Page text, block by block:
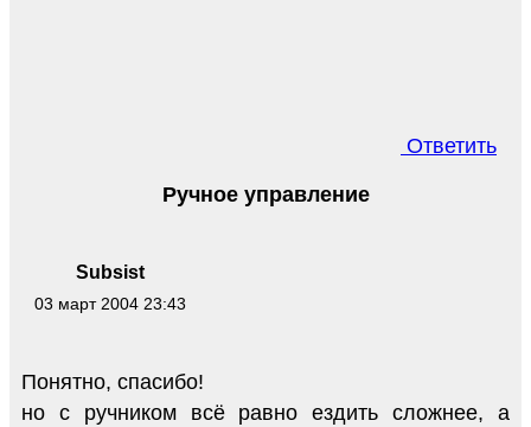
Ответить
Subsist
03 март 2004 23:43
Ручное управление
Понятно, спасибо!
но с ручником всё равно ездить сложнее, а